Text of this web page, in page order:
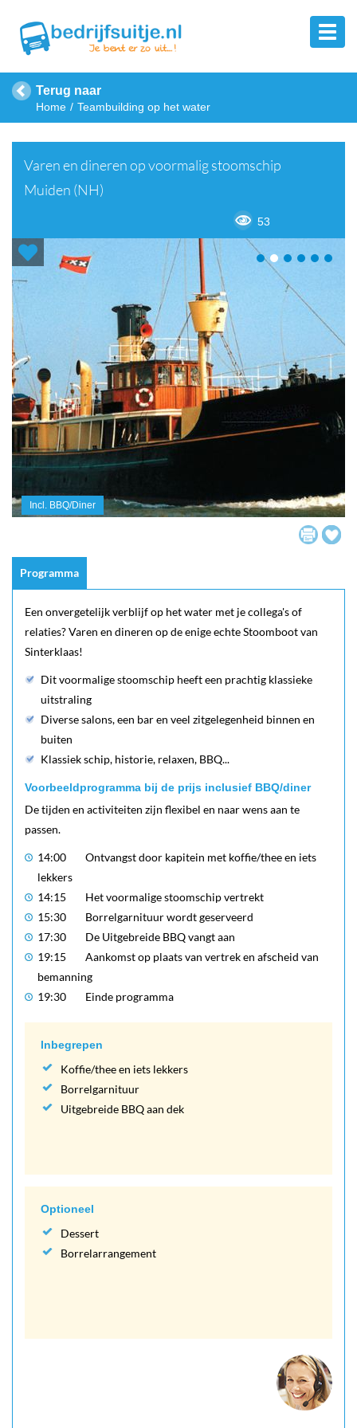
Terug naar
Home Teambuilding op het water
53
Varen en dineren op voormalig stoomschip
Muiden (NH)
Incl. BBQ/Diner
Programma
Een onvergetelijk verblijf op het water met je collega's of
relaties? Varen en dineren op de enige echte Stoomboot van
Sinterklaas!
Dit voormalige stoomschip heeft een prachtig klassieke
uitstraling
Diverse salons, een bar en veel zitgelegenheid binnen en
buiten
Klassiek schip, historie, relaxen, BBQ...
Voorbeeldprogramma bij de prijs inclusief BBQ/diner
De tijden en activiteiten zijn flexibel en naar wens aan te
passen.
14:00
Ontvangst door kapitein met koffie/thee en iets
lekkers
14:15
Het voormalige stoomschip vertrekt
15:30
Borrelgarnituur wordt geserveerd
17:30
De Uitgebreide BBQ vangt aan
19:15
Aankomst op plaats van vertrek en afscheid van
bemanning
19:30
Einde programma
Inbegrepen
Koffie/thee en iets lekkers
Borrelgarnituur
Uitgebreide BBQ aan dek
Optioneel
Dessert
Borrelarrangement